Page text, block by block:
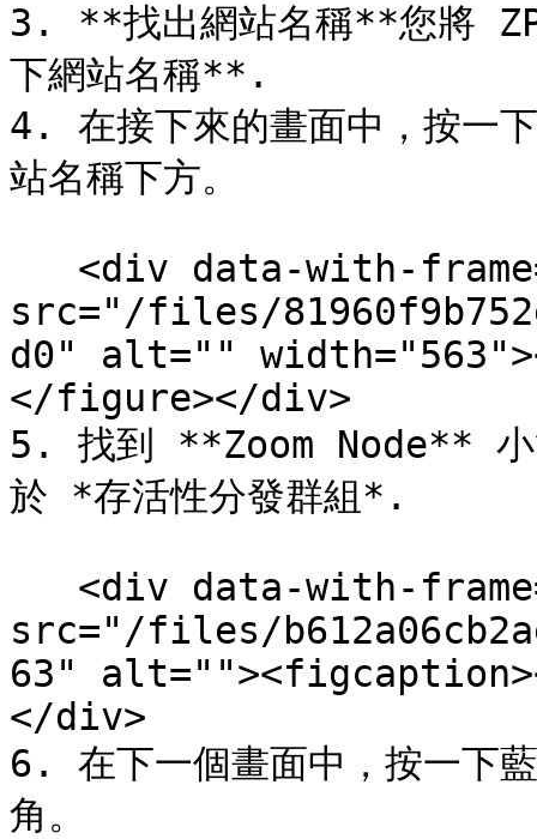
3. **找出網站名稱**您將
下網站名稱**.
4. 在接下來的畫面中，按一
站名稱下方。
src="/files/
d0" alt=""
</figure></div>
5. 找到 **Zoom Node** 小
於 *存活性分發群組*.
src="/files/
63"
</div>
6. 在下一個畫面中，按一下
角。